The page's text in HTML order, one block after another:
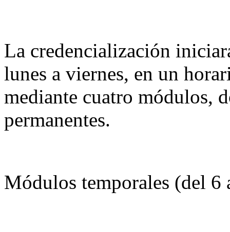
La credencialización
lunes a viernes, en un
mediante cuatro módulos,
permanentes.
Módulos temporales (del